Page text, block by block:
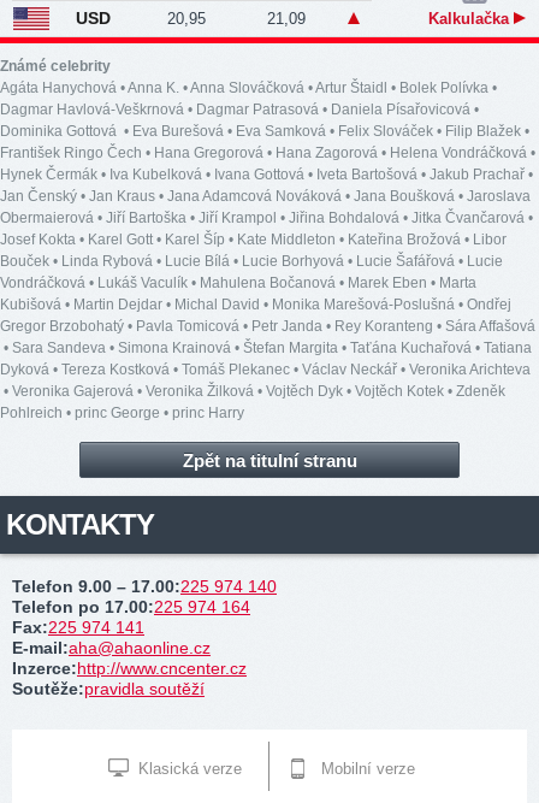
USD 20,95 21,09 Kalkulačka
Známé celebrity
Agáta Hanychová •Anna K. •Anna Slováčková •Artur Štaidl • Bolek Polívka •
Dagmar Havlová-Veškrnová • Dagmar Patrasová • Daniela Písařovicová •
Dominika Gottová • Eva Burešová • Eva Samková • Felix Slováček • Filip Blažek •
František Ringo Čech • Hana Gregorová • Hana Zagorová • Helena Vondráčková •
Hynek Čermák • Iva Kubelková • Ivana Gottová • Iveta Bartošová • Jakub Prachař •
Jan Čenský • Jan Kraus • Jana Adamcová Nováková • Jana Boušková • Jaroslava
Obermaierová • Jiří Bartoška • Jiří Krampol • Jiřina Bohdalová • Jitka Čvančarová •
Josef Kokta • Karel Gott• Karel Šíp • Kate Middleton • Kateřina Brožová • Libor
Bouček • Linda Rybová • Lucie Bílá • Lucie Borhyová • Lucie Šafářová • Lucie
Vondráčková • Lukáš Vaculík • Mahulena Bočanová • Marek Eben • Marta
Kubišová • Martin Dejdar • Michal David • Monika Marešová-Poslušná • Ondřej
Gregor Brzobohatý • Pavla Tomicová • Petr Janda • Rey Koranteng • Sára Affašová
• Sara Sandeva • Simona Krainová • Štefan Margita • Taťána Kuchařová • Tatiana
Dyková • Tereza Kostková • Tomáš Plekanec • Václav Neckář • Veronika Arichteva
• Veronika Gajerová • Veronika Žilková • Vojtěch Dyk • Vojtěch Kotek • Zdeněk
Pohlreich • princ George • princ Harry
Zpět na titulní stranu
KONTAKTY
Telefon 9.00 – 17.00:225 974 140
Telefon po 17.00:225 974 164
Fax:225 974 141
E-mail:aha@ahaonline.cz
Inzerce:http://www.cncenter.cz
Soutěže:pravidla soutěží
Klasická verze Mobilní verze